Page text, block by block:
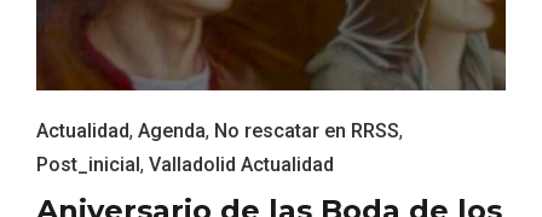
Actualidad, Agenda, No rescatar en RRSS,
Post_inicial, Valladolid Actualidad